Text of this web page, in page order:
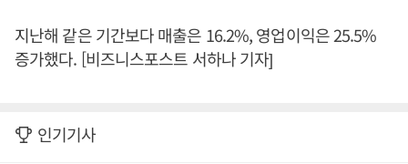
지난해 같은 기간보다 매출은 16.2%, 영업이익은 25.5%
증가했다. [비즈니스포스트 서하나 기자]
인기기사